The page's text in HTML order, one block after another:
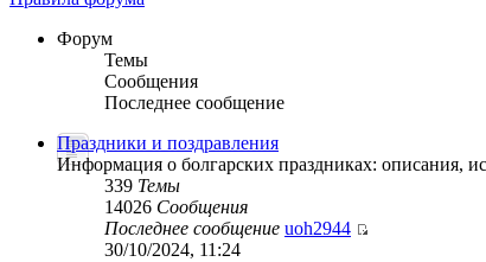
Форум
Темы
Сообщения
Последнее сообщение
Праздники и поздравления
Информация о болгарских праздниках: описания,
339 Темы
14026 Сообщения
Последнее сообщение uoh2944
30/10/2024, 11:24